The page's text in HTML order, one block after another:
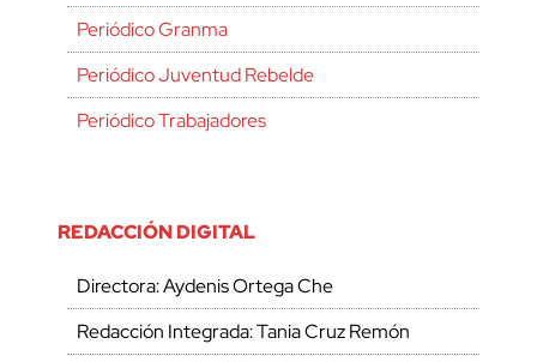
Periódico Granma
Periódico Juventud Rebelde
Periódico Trabajadores
REDACCIÓN DIGITAL
Directora: Aydenis Ortega Che
Redacción Integrada: Tania Cruz Remón